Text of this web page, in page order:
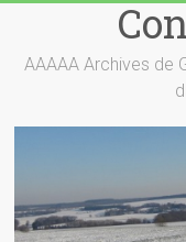
contentAAAAA Archives de